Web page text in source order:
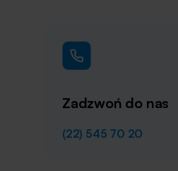
Zadzwoń do nas
(22) 545 70 20